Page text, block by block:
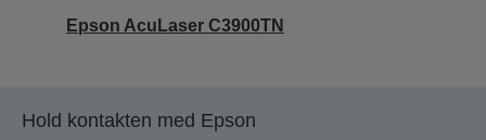
Epson AcuLaser C3900TN
Hold kontakten med Epson